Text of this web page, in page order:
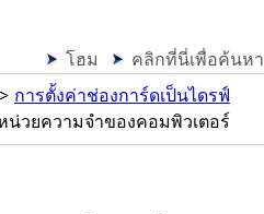
โฮม
คลิกที่นี่เพื่อค้นหา
การตั้งค่าช่องการ์ดเป็นไดรฟ์
น่วยความจำของคอมพิวเตอร์